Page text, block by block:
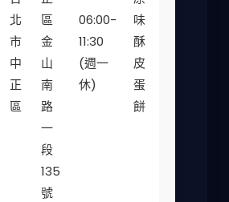
北
市
中
正
區
區
金
山
南
路
一
段
135
號
06:00-
11:30
(週一
休)
味
酥
皮
蛋
餅